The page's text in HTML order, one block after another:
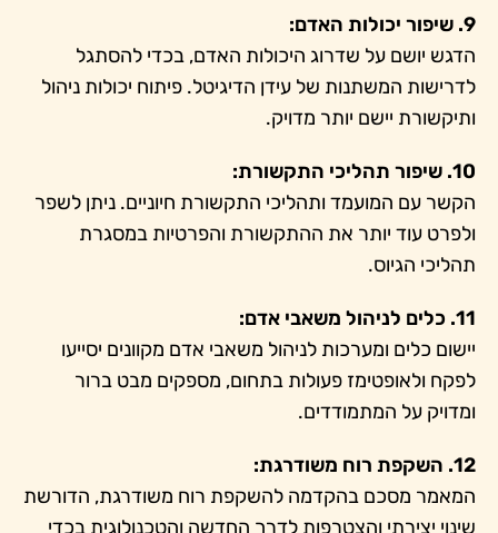
9. שיפור יכולות האדם:
הדגש יושם על שדרוג היכולות האדם, בכדי להסתגל
לדרישות המשתנות של עידן הדיגיטל. פיתוח יכולות ניהול
ותיקשורת יישם יותר מדויק.
10. שיפור תהליכי התקשורת:
הקשר עם המועמד ותהליכי התקשורת חיוניים. ניתן לשפר
ולפרט עוד יותר את ההתקשורת והפרטיות במסגרת
תהליכי הגיוס.
11. כלים לניהול משאבי אדם:
יישום כלים ומערכות לניהול משאבי אדם מקוונים יסייעו
לפקח ולאופטימז פעולות בתחום, מספקים מבט ברור
ומדויק על המתמודדים.
12. השקפת רוח משודרגת:
המאמר מסכם בהקדמה להשקפת רוח משודרגת, הדורשת
שינוי יצירתי והצטרפות לדרך החדשה והטכנולוגית בכדי